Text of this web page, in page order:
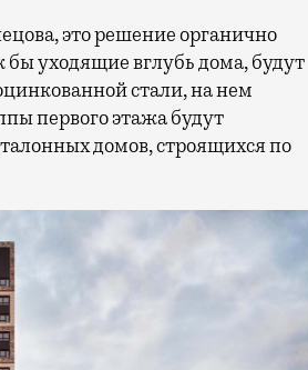
это решение органично
бы уходящие вглубь дома, будут
стали, на нем
первого этажа будут
домов, строящихся по